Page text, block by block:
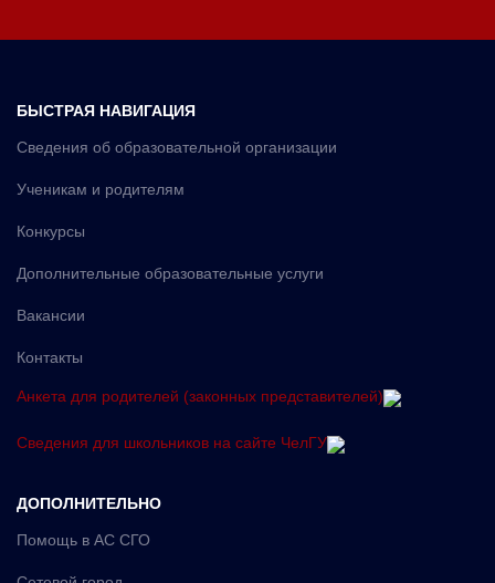
БЫСТРАЯ НАВИГАЦИЯ
Сведения об образовательной организации
Ученикам и родителям
Конкурсы
Дополнительные образовательные услуги
Вакансии
Контакты
Анкета для родителей (законных представителей)
Сведения для школьников на сайте ЧелГУ
ДОПОЛНИТЕЛЬНО
Помощь в АС СГО